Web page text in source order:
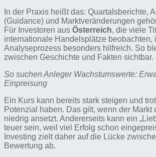
In der Praxis heißt das: Quartalsberichte,
(Guidance) und Marktveränderungen
Für Investoren aus Österreich, die viele
internationale Handelsplätze beobachten,
Analyseprozess besonders hilfreich. So
zwischen Geschichte und Fakten sichtbar.
So suchen Anleger Wachstumswerte:
Einpreisung
Ein Kurs kann bereits stark steigen und
Potenzial haben. Das gilt, wenn der Markt
niedrig ansetzt. Andererseits kann ein
teuer sein, weil viel Erfolg schon
Investing zielt daher auf die Lücke
Bewertung ab.